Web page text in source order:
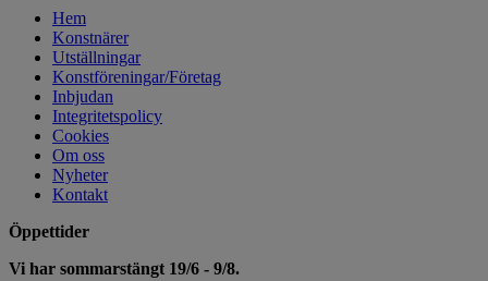
Hem
Konstnärer
Utställningar
Konstföreningar/Företag
Inbjudan
Integritetspolicy
Cookies
Om oss
Nyheter
Kontakt
Öppettider
Vi har sommarstängt 19/6 - 9/8.